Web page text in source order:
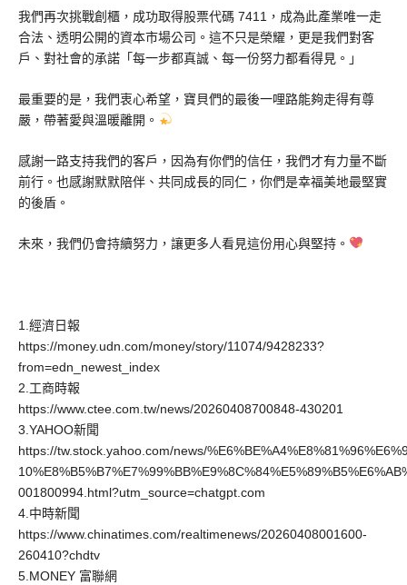
我們再次挑戰創櫃，成功取得股票代碼 7411，成為此產業唯一走
合法、透明公開的資本市場公司。這不只是榮耀，更是我們對客
戶、對社會的承諾「每一步都真誠、每一份努力都看得見。」
最重要的是，我們衷心希望，寶貝們的最後一哩路能夠走得有尊
嚴，帶著愛與溫暖離開。
感謝一路支持我們的客戶，因為有你們的信任，我們才有力量不斷
前行。也感謝默默陪伴、共同成長的同仁，你們是幸福美地最堅實
的後盾。
未來，我們仍會持續努力，讓更多人看見這份用心與堅持。
1.經濟日報
https://money.udn.com/money/story/11074/9428233?
from=edn_newest_index
2.工商時報
https://www.ctee.com.tw/news/20260408700848-430201
3.YAHOO新聞
https://tw.stock.yahoo.com/news/
001800994.html?utm_source=chatgpt.com
4.中時新聞
https://www.chinatimes.com/realtimenews/20260408001600-
260410?chdtv
5.MONEY 富聯網